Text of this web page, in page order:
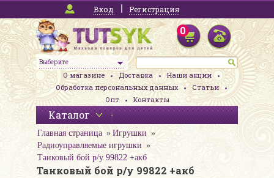
Вход Регистрация
Выберите
0
О магазине Доставка
Наши акции
Обработка персональных данных
Статьи
Опт
Контакты
Каталог
Главная страница
Игрушки
Радиоуправляемые игрушки
Танковый бой р/у 99822 +акб
Танковый бой р/у 99822 +акб